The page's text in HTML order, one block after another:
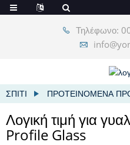
Τηλέφωνο:
ΣΠΊΤΙ ΠΡΟΤΕΙΝΌΜΕΝΑ
Λογική τιμή για
Profile Glass